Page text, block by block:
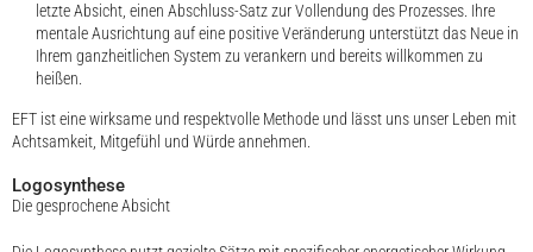
letzte Absicht, einen Abschluss-Satz zur Vollendung des Prozesses. Ihre
mentale Ausrichtung auf eine positive Veränderung unterstützt das Neue in
Ihrem ganzheitlichen System zu verankern und bereits willkommen zu
heißen.
EFT ist eine wirksame und respektvolle Methode und lässt uns unser Leben mit
Achtsamkeit, Mitgefühl und Würde annehmen.
Logosynthese
Die gesprochene Absicht